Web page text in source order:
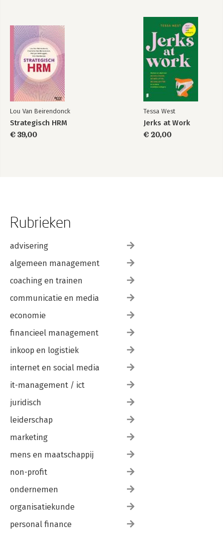
Eigen salarisbepaling 136
Performance management 138
Niet één maat voor iedereen 141
Dankwoord143
Lou Van Beirendonck
Strategisch HRM
€ 39,00
Tessa West
Jerks at Work
€ 20,00
Rubrieken
advisering
algemeen management
coaching en trainen
communicatie en media
economie
financieel management
inkoop en logistiek
internet en social media
it-management / ict
juridisch
leiderschap
marketing
mens en maatschappij
non-profit
ondernemen
organisatiekunde
personal finance